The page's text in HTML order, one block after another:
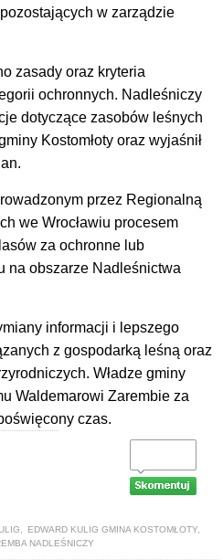
w zarządzie
zasady oraz kryteria
ochronnych. Nadleśniczy
dotyczące zasobów leśnych
Kostomłoty oraz wyjaśnił
przez Regionalną
we Wrocławiu procesem
za ochronne lub
na obszarze Nadleśnictwa
informacji i lepszego
z gospodarką leśną oraz
Władze gminy
Waldemarowi Zarembie za
czas.
EDWARD KULIG GMINA KOSTOMŁOTY
NADLEŚNICZY